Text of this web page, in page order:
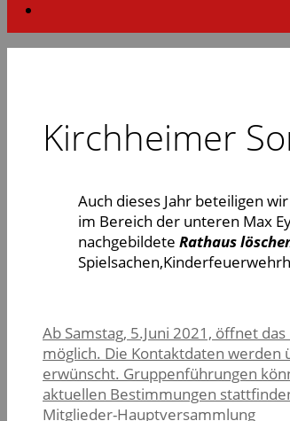
Kirchheimer
Auch dieses Jahr beteiligen
im Bereich der unteren Max
nachgebildete Rathaus
Ab Samstag, 5.Juni 2021, öffnet
möglich. Die Kontaktdaten werden
erwünscht. Gruppenführungen
aktuellen Bestimmungen
Mitglieder-Hauptversammlung